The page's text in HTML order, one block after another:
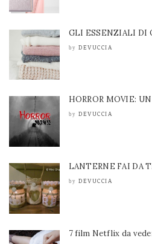
GLI ESSENZIALI DI
by DEVUCCIA
HORROR MOVIE:
by DEVUCCIA
LANTERNE FAI DA
by DEVUCCIA
7 film Netflix da